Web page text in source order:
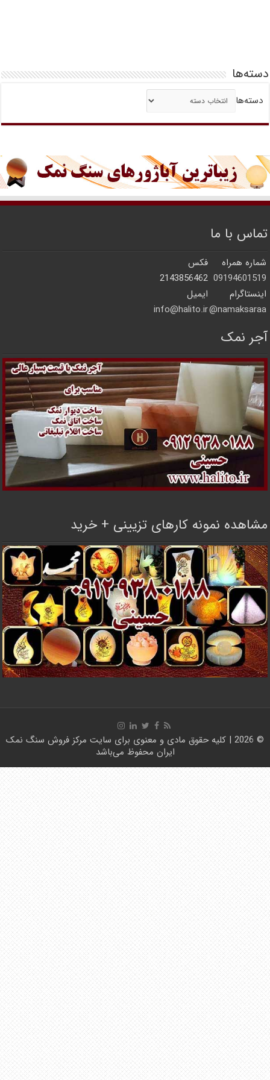
دسته‌ها
دسته‌ها
تماس با ما
شماره همراه
فکس
09194601519
2143856462
اینستاگرام
ایمیل
namaksaraa@
info@halito.ir
آجر نمک
مشاهده نمونه کارهای تزیینی + خرید
© 2026 | کلیه حقوق مادی و معنوی برای سایت
مرکز فروش سنگ نمک
ایران محفوظ می‌باشد